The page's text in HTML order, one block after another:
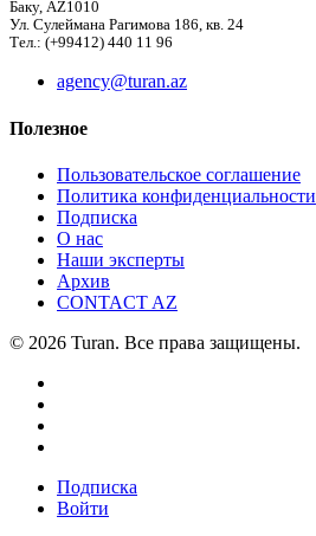
Баку, AZ1010
Ул. Сулеймана Рагимова 186, кв. 24
Тел.: (+99412) 440 11 96
agency@turan.az
Полезное
Пользовательское соглашение
Политика конфиденциальности
Подписка
О нас
Наши эксперты
Архив
CONTACT AZ
© 2026 Turan. Все права защищены.
Подписка
Войти